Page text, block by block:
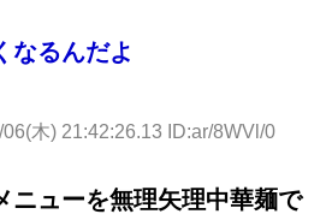
なるんだよ
木) 21:42:26.13 ID:ar/8WVl/0
ニューを無理矢理中華麺で